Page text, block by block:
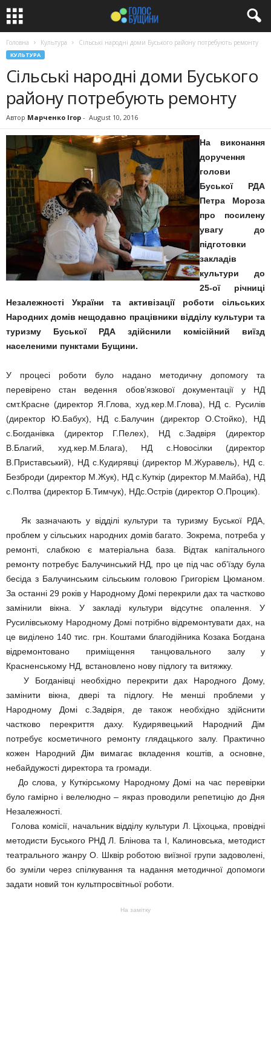
Головна Культура Сільські народні доми Буського району потребують ремонту
КУЛЬТУРА
Сільські народні доми Буського
району потребують ремонту
Автор Марченко Ігор - August 10, 2016
На виконання
доручення
голови
Буської РДА
Петра Мороза
про посилену
увагу до
підготовки
закладів
культури до
25-ої річниці
Незалежності України та активізації роботи сільських
Народних домів нещодавно працівники відділу культури та
туризму Буської РДА здійснили комісійний виїзд
населеними пунктами Бущини.
У процесі роботи було надано методичну допомогу та
перевірено стан ведення обов’язкової документації у НД
смт.Красне (директор Я.Глова, худ.кер.М.Глова), НД с. Русилів
(директор Ю.Бабух), НД с.Балучин (директор О.Стойко), НД
с.Богданівка (директор Г.Пелех), НД с.Задвіря (директор
В.Благий, худ.кер.М.Блага), НД с.Новосілки (директор
В.Приставський), НД с.Кудирявці (директор М.Журавель), НД с.
Безброди (директор М.Жук), НД с.Куткір (директор М.Майба), НД
с.Полтва (директор Б.Тимчук), НДс.Острів (директор О.Процик).
Як зазначають у відділі культури та туризму Буської РДА,
проблем у сільських народних домів багато. Зокрема, потреба у
ремонті, слабкою є матеріальна база. Відтак капітального
ремонту потребує Балучинський НД, про це під час об’їзду була
бесіда з Балучинським сільським головою Григорієм Цюманом.
За останні 29 років у Народному Домі перекрили дах та частково
замінили вікна. У закладі культури відсутнє опалення. У
Русилівському Народному Домі потрібно відремонтувати дах, на
це виділено 140 тис. грн. Коштами благодійника Козака Богдана
відремонтовано приміщення танцювального залу у
Красненському НД, встановлено нову підлогу та витяжку.
У Богданівці необхідно перекрити дах Народного Дому,
замінити вікна, двері та підлогу. Не менші проблеми у
Народному Домі с.Задвіря, де також необхідно здійснити
частково перекриття даху. Кудирявецький Народний Дім
потребує косметичного ремонту глядацького залу. Практично
кожен Народний Дім вимагає вкладення коштів, а основне,
небайдужості директора та громади.
До слова, у Куткірському Народному Домі на час перевірки
було гамірно і велелюдно – якраз проводили репетицію до Дня
Незалежності.
Голова комісії, начальник відділу культури Л. Ціхоцька, провідні
методисти Буського РНД Л. Блінова та І, Калиновська, методист
театрального жанру О. Шквір роботою виїзної групи задоволені,
бо зуміли через спілкування та надання методичної допомоги
задати новий тон культпросвітньої роботи.
На замітку